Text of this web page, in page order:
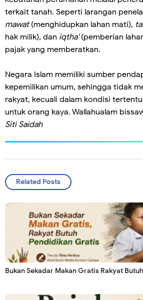
terkait tanah. Seperti larangan
mawat(menghidupkan lahan mati),
hak milik), dan iqtha'(pemberian
pajak yang memberatkan.
Negara Islam memiliki sumber
kepemilikan umum, sehingga tidak
rakyat, kecuali dalam kondisi
untuk orang kaya. Wallahualam
Siti Saidah
Related Posts
Bukan Sekadar Makan Gratis Rakyat